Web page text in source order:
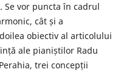
Se vor puncta în cadrul
cât și a
obiectiv al articolului
ale pianiștilor Radu
trei concepții